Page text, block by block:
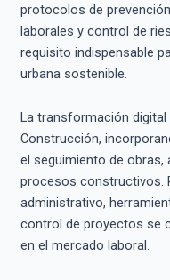
protocolos de
laborales y control de
requisito indispensable
urbana sostenible.
La transformación
Construcción,
el seguimiento de obras,
procesos constructivos.
administrativo,
control de proyectos se
en el mercado laboral.